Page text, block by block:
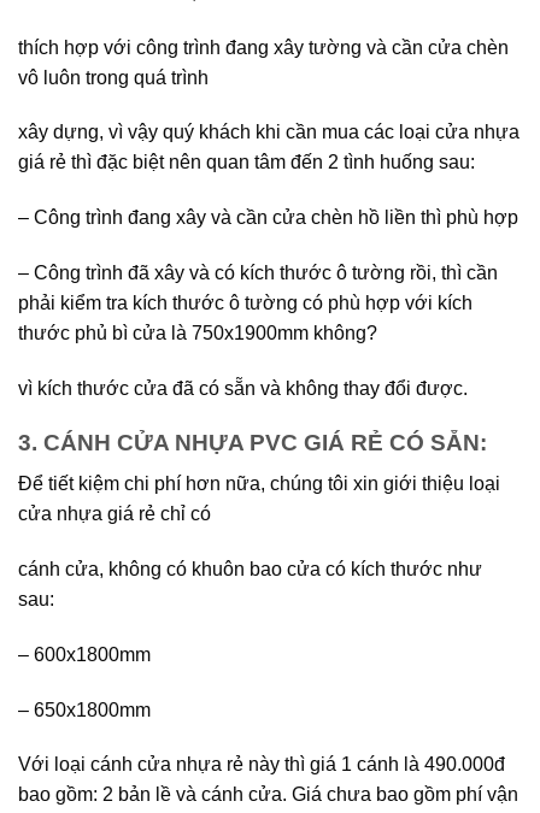
thích hợp với công trình đang xây tường và cần cửa chèn
vô luôn trong quá trình
xây dựng, vì vậy quý khách khi cần mua các loại cửa nhựa
giá rẻ thì đặc biệt nên quan tâm đến 2 tình huống sau:
– Công trình đang xây và cần cửa chèn hồ liền thì phù hợp
– Công trình đã xây và có kích thước ô tường rồi, thì cần
phải kiểm tra kích thước ô tường có phù hợp với kích
thước phủ bì cửa là 750x1900mm không?
vì kích thước cửa đã có sẵn và không thay đổi được.
3. CÁNH CỬA NHỰA PVC GIÁ RẺ CÓ SẴN:
Để tiết kiệm chi phí hơn nữa, chúng tôi xin giới thiệu loại
cửa nhựa giá rẻ chỉ có
cánh cửa, không có khuôn bao cửa có kích thước như
sau:
– 600x1800mm
– 650x1800mm
Với loại cánh cửa nhựa rẻ này thì giá 1 cánh là 490.000đ
bao gồm: 2 bản lề và cánh cửa. Giá chưa bao gồm phí vận